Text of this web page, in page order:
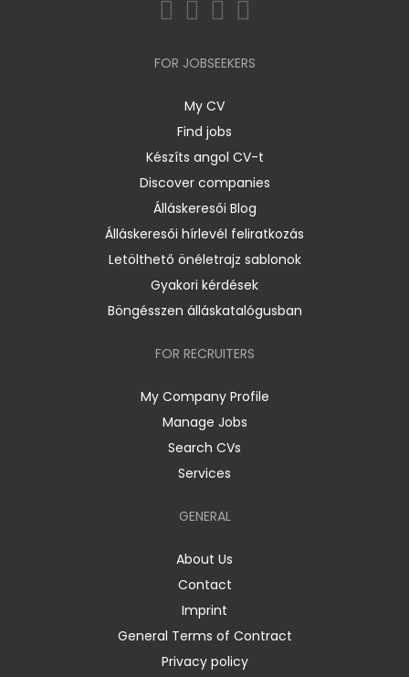
FOR JOBSEEKERS
My CV
Find jobs
Készíts angol CV-t
Discover companies
Álláskeresői Blog
Álláskeresői hírlevél feliratkozás
Letölthető önéletrajz sablonok
Gyakori kérdések
Böngésszen álláskatalógusban
FOR RECRUITERS
My Company Profile
Manage Jobs
Search CVs
Services
GENERAL
About Us
Contact
Imprint
General Terms of Contract
Privacy policy